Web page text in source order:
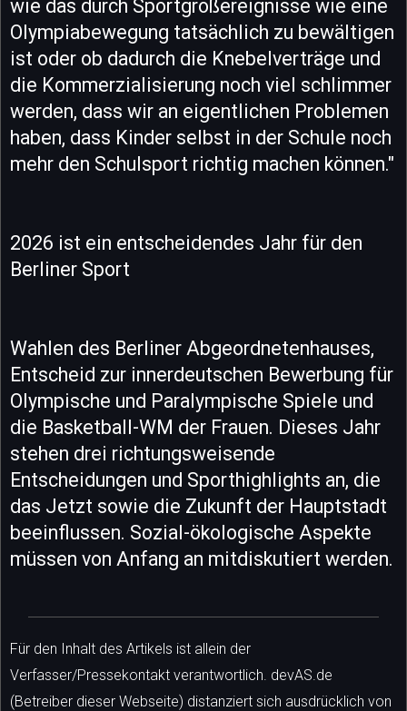
wie das durch Sportgroßereignisse wie eine
Olympiabewegung tatsächlich zu bewältigen
ist oder ob dadurch die Knebelverträge und
die Kommerzialisierung noch viel schlimmer
werden, dass wir an eigentlichen Problemen
haben, dass Kinder selbst in der Schule noch
mehr den Schulsport richtig machen können."
2026 ist ein entscheidendes Jahr für den
Berliner Sport
Wahlen des Berliner Abgeordnetenhauses,
Entscheid zur innerdeutschen Bewerbung für
Olympische und Paralympische Spiele und
die Basketball-WM der Frauen. Dieses Jahr
stehen drei richtungsweisende
Entscheidungen und Sporthighlights an, die
das Jetzt sowie die Zukunft der Hauptstadt
beeinflussen. Sozial-ökologische Aspekte
müssen von Anfang an mitdiskutiert werden.
Für den Inhalt des Artikels ist allein der
Verfasser/Pressekontakt verantwortlich. devAS.de
(Betreiber dieser Webseite) distanziert sich ausdrücklich von